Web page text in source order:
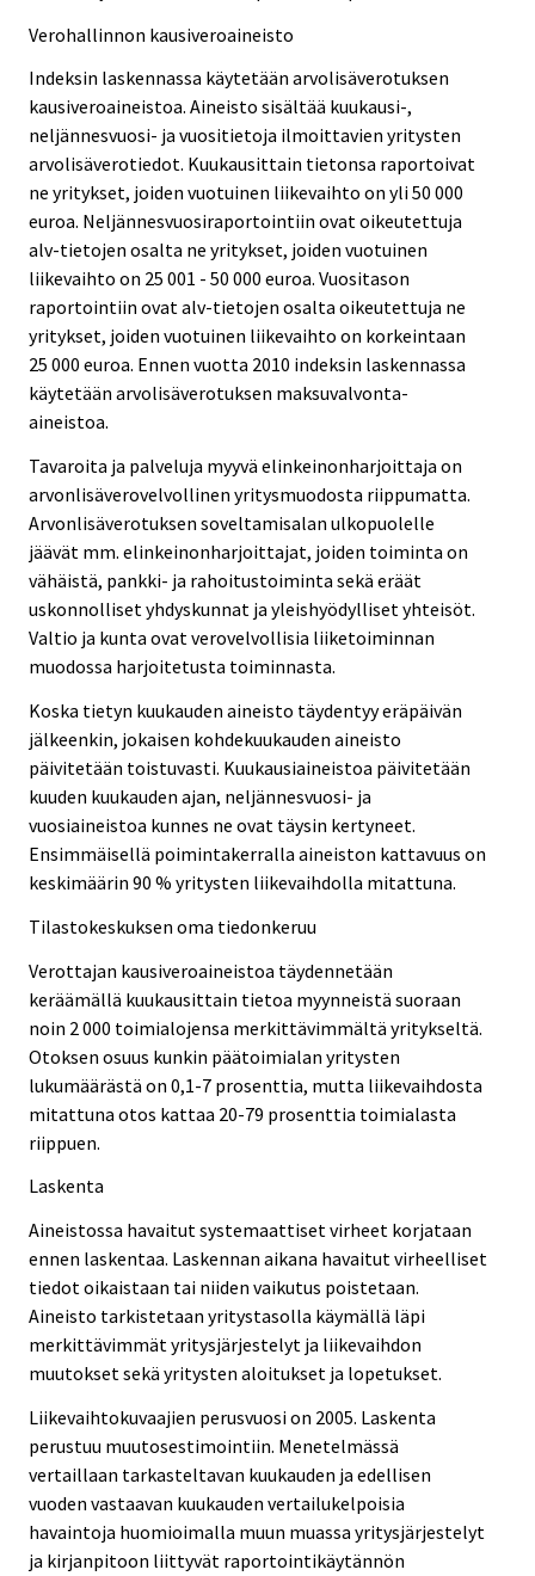
Verohallinnon kausiveroaineisto
Indeksin laskennassa käytetään arvolisäverotuksen
kausiveroaineistoa. Aineisto sisältää kuukausi-,
neljännesvuosi- ja vuositietoja ilmoittavien yritysten
arvolisäverotiedot. Kuukausittain tietonsa raportoivat
ne yritykset, joiden vuotuinen liikevaihto on yli 50 000
euroa. Neljännesvuosiraportointiin ovat oikeutettuja
alv-tietojen osalta ne yritykset, joiden vuotuinen
liikevaihto on 25 001 - 50 000 euroa. Vuositason
raportointiin ovat alv-tietojen osalta oikeutettuja ne
yritykset, joiden vuotuinen liikevaihto on korkeintaan
25 000 euroa. Ennen vuotta 2010 indeksin laskennassa
käytetään arvolisäverotuksen maksuvalvonta-
aineistoa.
Tavaroita ja palveluja myyvä elinkeinonharjoittaja on
arvonlisäverovelvollinen yritysmuodosta riippumatta.
Arvonlisäverotuksen soveltamisalan ulkopuolelle
jäävät mm. elinkeinonharjoittajat, joiden toiminta on
vähäistä, pankki- ja rahoitustoiminta sekä eräät
uskonnolliset yhdyskunnat ja yleishyödylliset yhteisöt.
Valtio ja kunta ovat verovelvollisia liiketoiminnan
muodossa harjoitetusta toiminnasta.
Koska tietyn kuukauden aineisto täydentyy eräpäivän
jälkeenkin, jokaisen kohdekuukauden aineisto
päivitetään toistuvasti. Kuukausiaineistoa päivitetään
kuuden kuukauden ajan, neljännesvuosi- ja
vuosiaineistoa kunnes ne ovat täysin kertyneet.
Ensimmäisellä poimintakerralla aineiston kattavuus on
keskimäärin 90 % yritysten liikevaihdolla mitattuna.
Tilastokeskuksen oma tiedonkeruu
Verottajan kausiveroaineistoa täydennetään
keräämällä kuukausittain tietoa myynneistä suoraan
noin 2 000 toimialojensa merkittävimmältä yritykseltä.
Otoksen osuus kunkin päätoimialan yritysten
lukumäärästä on 0,1-7 prosenttia, mutta liikevaihdosta
mitattuna otos kattaa 20-79 prosenttia toimialasta
riippuen.
Laskenta
Aineistossa havaitut systemaattiset virheet korjataan
ennen laskentaa. Laskennan aikana havaitut virheelliset
tiedot oikaistaan tai niiden vaikutus poistetaan.
Aineisto tarkistetaan yritystasolla käymällä läpi
merkittävimmät yritysjärjestelyt ja liikevaihdon
muutokset sekä yritysten aloitukset ja lopetukset.
Liikevaihtokuvaajien perusvuosi on 2005. Laskenta
perustuu muutosestimointiin. Menetelmässä
vertaillaan tarkasteltavan kuukauden ja edellisen
vuoden vastaavan kuukauden vertailukelpoisia
havaintoja huomioimalla muun muassa yritysjärjestelyt
ja kirjanpitoon liittyvät raportointikäytännön